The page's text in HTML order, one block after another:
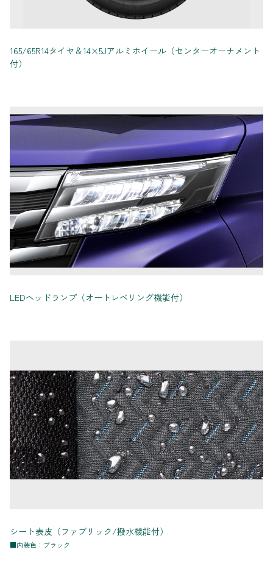
165/65R14タイヤ＆14×5Jアルミホイール（センターオーナメント
付）
LEDヘッドランプ（オートレベリング機能付）
シート表皮（ファブリック/撥水機能付）
■内装色：ブラック